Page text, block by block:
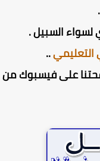
السبيل .
..
على فيسبوك من